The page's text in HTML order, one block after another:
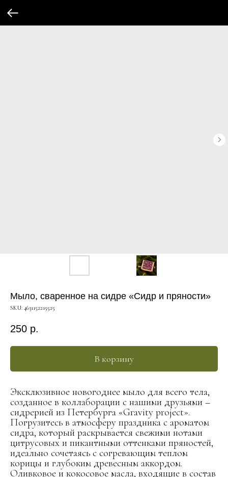
Мыло, сваренное на сидре «Сидр и пряности»
SKU: 4631152215525
250 р.
В корзину
Эксклюзивное новогоднее мыло для всего тела,
созданное в коллаборации с нашими друзьями –
сидрерией из Петербурга «Gravity project».
Погрузитесь в атмосферу праздника с ароматом
сидра, который раскрывается свежими нотами
цитрусовых и пикантными оттенками пряностей,
идеально сочетаясь с согревающим теплом
корицы и глубоким древесным аккордом.
Оливковое и кокосовое масла, входящие в состав